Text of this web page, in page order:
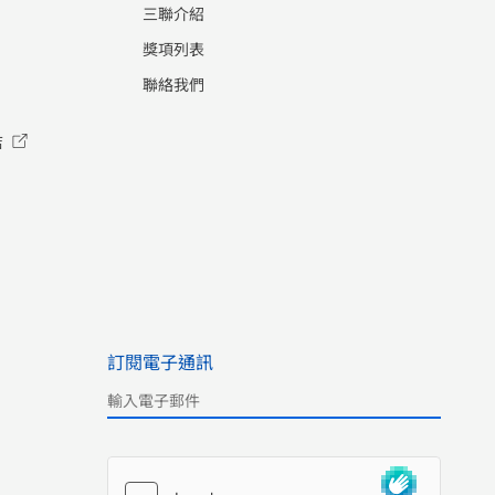
三聯介紹
獎項列表
聯絡我們
訂閱電子通訊